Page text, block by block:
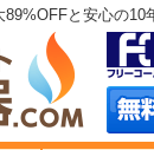
と安心の10